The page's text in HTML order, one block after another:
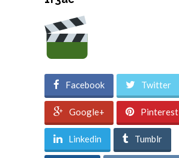
Facebook Twitter
Google+ Pinterest
Linkedin Tumblr